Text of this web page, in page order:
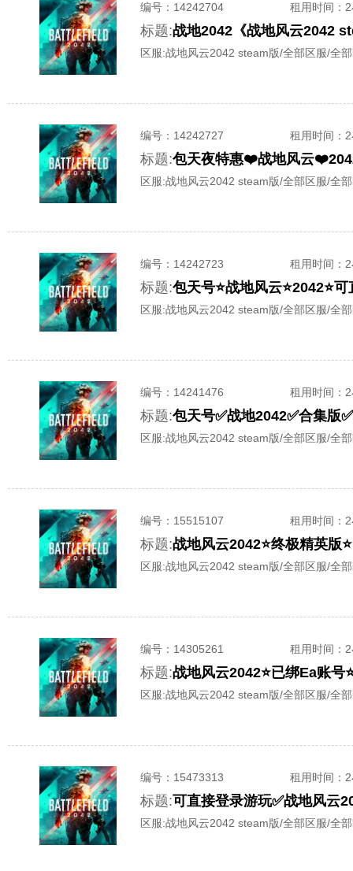
编号： 14242704 租用时间 ：
标题:战地2042《战地风云2042
区服:战地风云2042 steam版/全部区服/全
编号： 14242727 租用时间 ：
标题:包天夜特惠❤️战地风云
区服:战地风云2042 steam版/全部区服/全
编号： 14242723 租用时间 ：
标题:包天号⭐战地风云⭐2042⭐
区服:战地风云2042 steam版/全部区服/全
编号： 14241476 租用时间 ：
标题:包天号✅战地2042✅合集版
区服:战地风云2042 steam版/全部区服/全
编号： 15515107 租用时间 ：
标题:战地风云2042⭐终极精英版
区服:战地风云2042 steam版/全部区服/全
编号： 14305261 租用时间 ：
标题:战地风云2042⭐已绑Ea账号
区服:战地风云2042 steam版/全部区服/全
编号： 15473313 租用时间 ：
标题:可直接登录游玩✅战地风云
区服:战地风云2042 steam版/全部区服/全